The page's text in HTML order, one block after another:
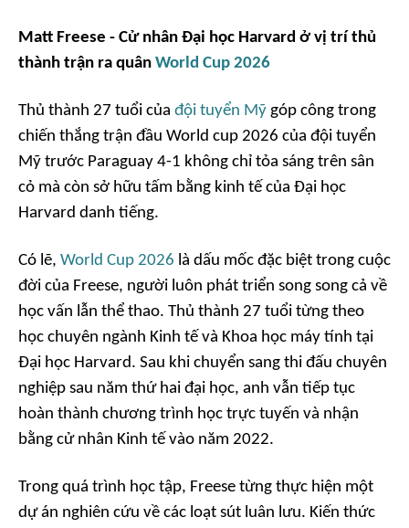
Matt Freese - Cử nhân Đại học Harvard ở vị trí thủ
thành trận ra quân World Cup 2026
Thủ thành 27 tuổi của đội tuyển Mỹ góp công trong
chiến thắng trận đầu World cup 2026 của đội tuyển
Mỹ trước Paraguay 4-1 không chỉ tỏa sáng trên sân
cỏ mà còn sở hữu tấm bằng kinh tế của Đại học
Harvard danh tiếng.
Có lẽ, World Cup 2026 là dấu mốc đặc biệt trong cuộc
đời của Freese, người luôn phát triển song song cả về
học vấn lẫn thể thao. Thủ thành 27 tuổi từng theo
học chuyên ngành Kinh tế và Khoa học máy tính tại
Đại học Harvard. Sau khi chuyển sang thi đấu chuyên
nghiệp sau năm thứ hai đại học, anh vẫn tiếp tục
hoàn thành chương trình học trực tuyến và nhận
bằng cử nhân Kinh tế vào năm 2022.
Trong quá trình học tập, Freese từng thực hiện một
dự án nghiên cứu về các loạt sút luân lưu. Kiến thức